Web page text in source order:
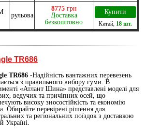
рульова
8775 грн
Доставка
безкоштовно
Купити
Китай 18 шт.
TR686
TR686 -Надійність вантажних перевезень
з правильного вибору гуми. В
«Атлант Шина» представлені моделі для
ведучих та причіпних осей, що
високу зносостійкість та економію
Обирайте перевірені рішення для
та регіональних поїздок з доставкою
Україні.